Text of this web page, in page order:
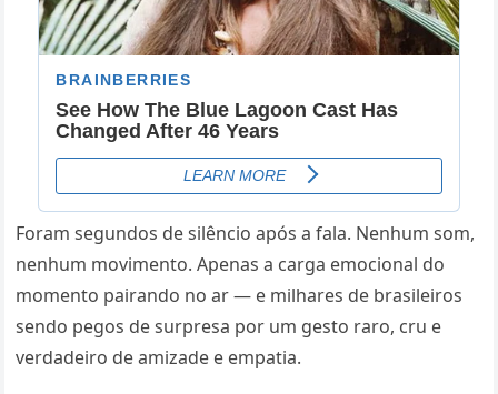
Foram segundos de silêncio após a fala. Nenhum som,
nenhum movimento. Apenas a carga emocional do
momento pairando no ar — e milhares de brasileiros
sendo pegos de surpresa por um gesto raro, cru e
verdadeiro de amizade e empatia.